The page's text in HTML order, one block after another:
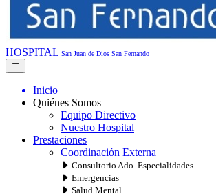
HOSPITAL San Juan de Dios San Fernando
Inicio
Quiénes Somos
Equipo Directivo
Nuestro Hospital
Prestaciones
Coordinación Externa
Consultorio Ado. Especialidades
Emergencias
Salud Mental